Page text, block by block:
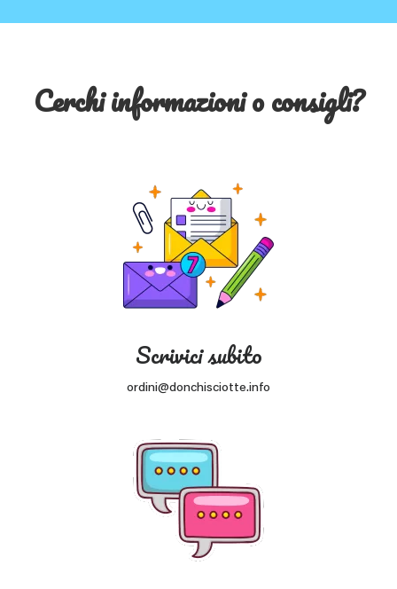
Cerchi informazioni o consigli?
Scrivici subito
ordini@donchisciotte.info